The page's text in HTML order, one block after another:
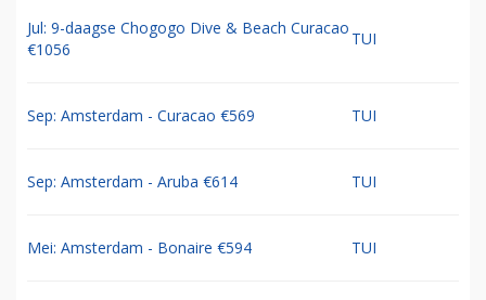
Jul: 9-daagse Chogogo Dive & Beach Curacao
€1056
TUI
Sep: Amsterdam - Curacao €569 TUI
Sep: Amsterdam - Aruba €614 TUI
Mei: Amsterdam - Bonaire €594 TUI